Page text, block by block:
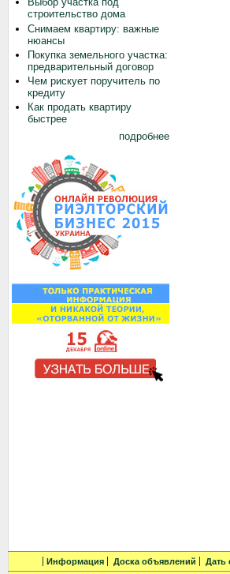
строительство дома
Снимаем квартиру: важные
нюансы
Покупка земельного участка:
предварительный договор
Чем рискует поручитель по
кредиту
Как продать квартиру
быстрее
подробнее
Информация Доска объявлений Дать